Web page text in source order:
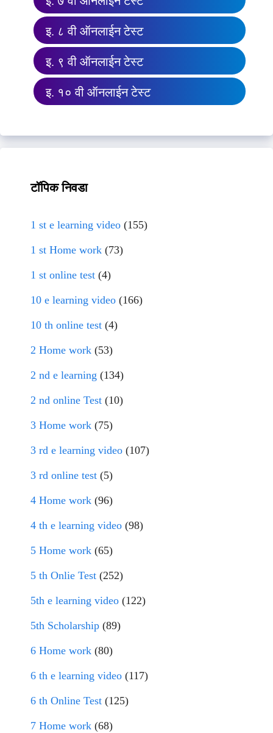
इ. ८ वी ऑनलाईन टेस्ट
इ. ९ वी ऑनलाईन टेस्ट
इ. १० वी ऑनलाईन टेस्ट
टॉपिक निवडा
1 st e learning video (155)
1 st Home work (73)
1 st online test (4)
10 e learning video (166)
10 th online test (4)
2 Home work (53)
2 nd e learning (134)
2 nd online Test (10)
3 Home work (75)
3 rd e learning video (107)
3 rd online test (5)
4 Home work (96)
4 th e learning video (98)
5 Home work (65)
5 th Onlie Test (252)
5th e learning video (122)
5th Scholarship (89)
6 Home work (80)
6 th e learning video (117)
6 th Online Test (125)
7 Home work (68)